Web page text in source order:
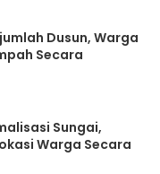
Dusun, Warga
Secara
Sungai,
Warga Secara